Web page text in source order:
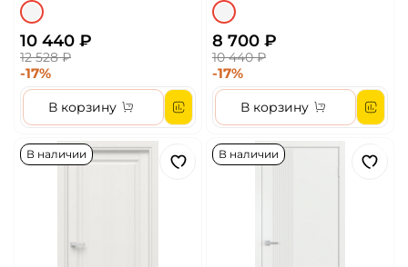
10 440 ₽
12 528 ₽
-17%
В корзину
8 700 ₽
10 440 ₽
-17%
В корзину
В наличии В наличии